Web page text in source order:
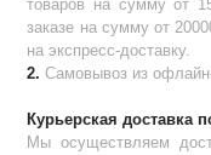
товаров на сумму от
заказе на сумму от
на экспресс-доставку.
2. Самовывоз из
Курьерская доставка
Мы осуществляем